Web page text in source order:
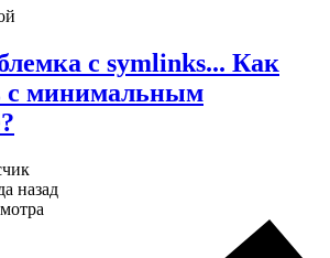
с symlinks... Как
с минимальным
назад